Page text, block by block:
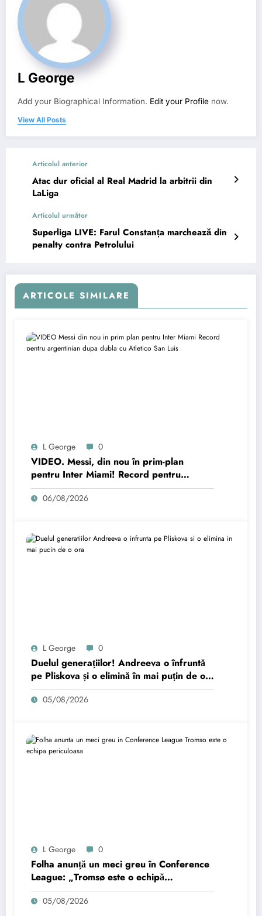
L George
Add your Biographical Information. Edit your Profile now.
View All Posts
Articolul anterior
Atac dur oficial al Real Madrid la arbitrii din
LaLiga
Articolul următor
Superliga LIVE: Farul Constanța marchează din
penalty contra Petrolului
ARTICOLE SIMILARE
L George 0
VIDEO. Messi, din nou în prim-plan
pentru Inter Miami! Record pentru
argentinian după dubla cu Atletico San
Luis06/08/2026
L George 0
Duelul generațiilor! Andreeva o înfruntă
pe Pliskova și o elimină în mai puțin de o
oră.
05/08/2026
L George 0
Folha anunță un meci greu în Conference
League: „Tromsø este o echipă
periculoasă”
05/08/2026